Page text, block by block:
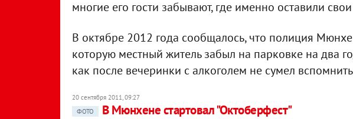
многие его гости забывают, где именно оставили
В октябре 2012 года сообщалось, что полиция
которую местный житель забыл на парковке на два
как после вечеринки с алкоголем не сумел
20 сентября 2011, 09:27
ФОТО
В Мюнхене стартовал "Октоберфест"